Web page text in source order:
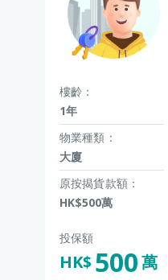
樓齡：
1年
物業種類：
大廈
原按揭貨款額：
HK$500萬
投保額
HK$ 500萬